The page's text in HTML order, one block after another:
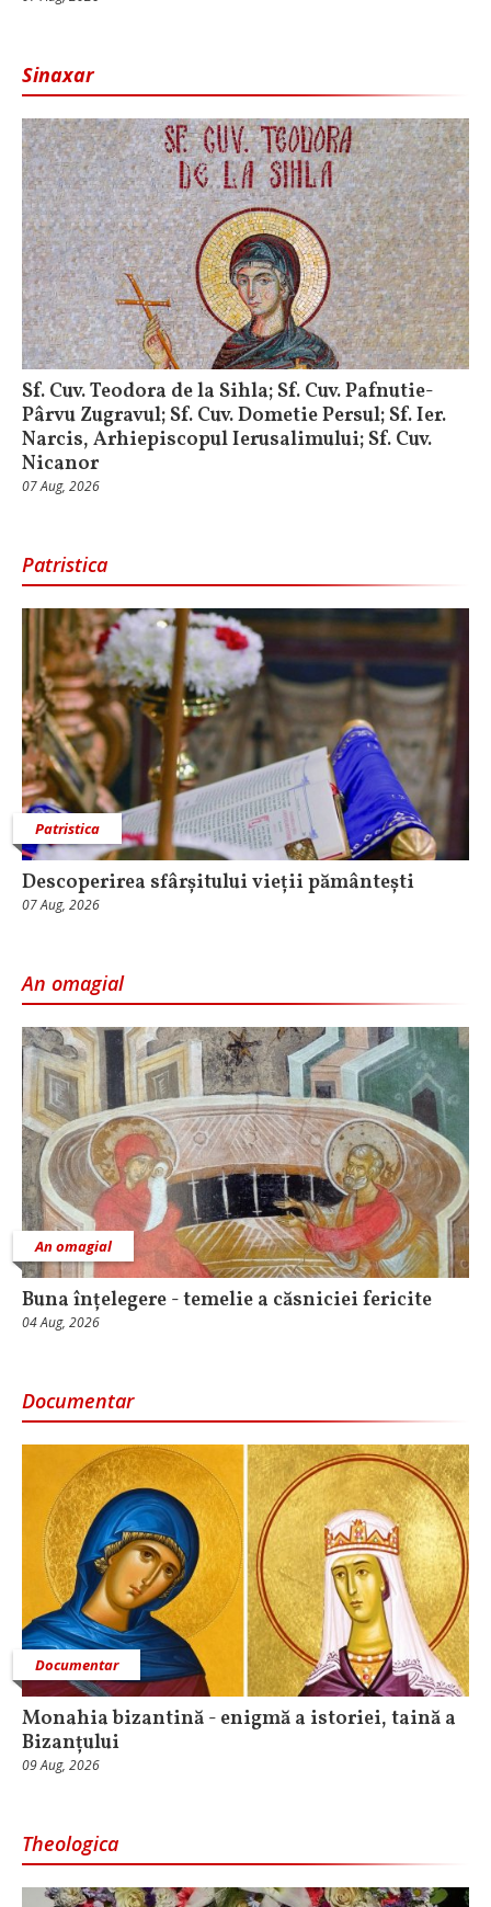
Sinaxar
Sf. Cuv. Teodora de la Sihla; Sf. Cuv. Pafnutie-
Pârvu Zugravul; Sf. Cuv. Dometie Persul; Sf. Ier.
Narcis, Arhiepiscopul Ierusalimului; Sf. Cuv.
Nicanor
07 Aug, 2026
Patristica
Patristica
Descoperirea sfârșitului vieții pământești
07 Aug, 2026
An omagial
An omagial
Buna înțelegere - temelie a căsniciei fericite
04 Aug, 2026
Documentar
Documentar
Monahia bizantină - enigmă a istoriei, taină a
Bizanțului
09 Aug, 2026
Theologica